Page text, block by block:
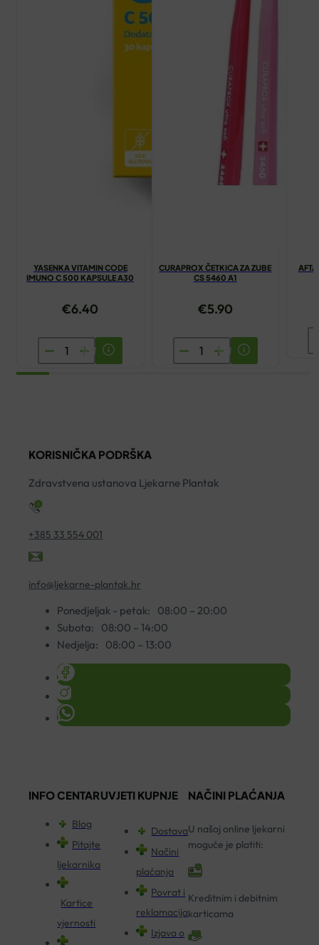
YASENKA VITAMIN CODE
IMUNO C 500 KAPSULE A30
€6.40
YASENKA
VITAMIN
KAPSULE
A30
CURAPROX ČETKICA ZA ZUBE
CS 5460 A1
€5.90
CURAPROX
ČETKICA
količina
KORISNIČKA PODRŠKA
Zdravstvena ustanova Ljekarne Plantak
+385 33 554 001
info@ljekarne-plantak.hr
Ponedjeljak - petak:
08:00 – 20:00
Subota:
08:00 – 14:00
Nedjelja:
08:00 – 13:00
INFO CENTAR
Blog
Pitajte
ljekarnika
Kartice
vjernosti
UVJETI KUPNJE
Dostava
Načini
plaćanja
Povrat i
reklamacija
Izjava o
NAČINI PLAĆANJA
U našoj online ljekarni
moguće je platiti:
Kreditnim i debitnim
karticama